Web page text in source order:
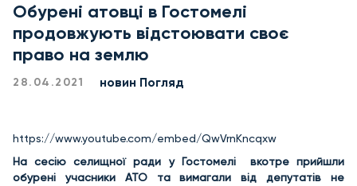
Обурені атовці в Гостомелі
продовжують відстоювати своє
право на землю
28.04.2021 новин Погляд
https://www.youtube.com/embed/QwVrnKncqxw
На сесію селищної ради у Гостомелі вкотре прийшли
обурені учасники АТО та вимагали від депутатів не